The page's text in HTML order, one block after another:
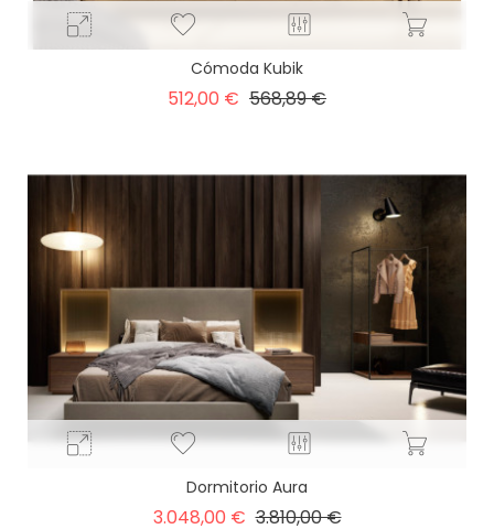
Cómoda Kubik
512,00 € Precio
568,89 €Precio
Dormitorio Aura
3.048,00 € Precio
3.810,00 €Precio